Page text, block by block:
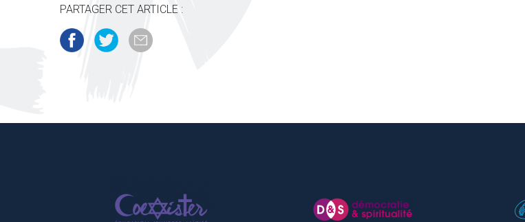
PARTAGER CET ARTICLE :